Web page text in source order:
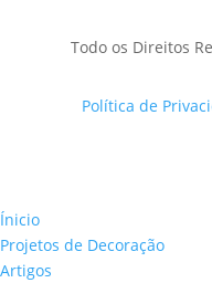
Todo os Direitos
Política de
Ínicio
Projetos de Decoração
Artigos